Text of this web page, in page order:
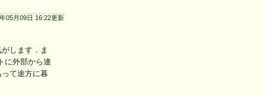
05月09日 16:22更新
します．ま
に外部から連
て途方に暮